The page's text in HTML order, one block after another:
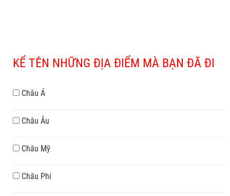
KỂ TÊN NHỮNG ĐỊA ĐIỂM MÀ BẠN ĐÃ ĐI
Châu Á
Châu Âu
Châu Mỹ
Châu Phi